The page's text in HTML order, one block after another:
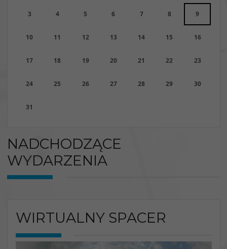
3 4 5 6 7 8 9
10 11 12 13 14 15 16
17 18 19 20 21 22 23
24 25 26 27 28 29 30
31
NADCHODZĄCE
WYDARZENIA
WIRTUALNY SPACER